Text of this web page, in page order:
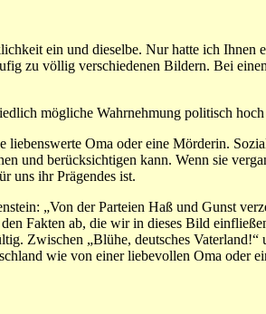
ein und dieselbe. Nur hatte ich Ihnen
zu völlig verschiedenen Bildern. Bei
mögliche Wahrnehmung politisch hoch
Oma oder eine Mörderin.
und berücksichtigen kann. Wenn sie
uns ihr Prägendes ist.
„Von der Parteien Haß und Gunst
Fakten ab, die wir in dieses Bild
Zwischen „Blühe, deutsches
wie von einer liebevollen Oma oder